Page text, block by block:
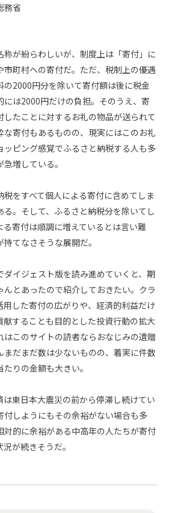
務省
が紛らわしいが、制度上は「寄付」に
町村への寄付だ。ただ、税制上の優遇
の2000円分を除いて寄付額は後に税金
には2000円だけの負担。そのうえ、寄
したことに対するお礼の物品が送られて
な寄付もあるものの、現実にはこのお礼
ッピング感覚でふるさと納税する人も多
増している。
をすべて個人による寄付に含めてしま
る。そして、ふるさと納税分を除いてし
る寄付は順調に増えているとは言い難
てなさそうな展開だ。
イジェスト版を読み進めていくと、期
んとあったので紹介しておきたい。クラ
用した寄付の広がりや、経済的利益だけ
献することも目的とした投資行動の拡大
はこのサイトの読者ならおなじみの遺贈
だまだ数は少ないものの、着実に件数
りの金額も大きい。
東日本大震災の前から停滞し続けてい
付しようにもその余裕がない場合も多
対的に余裕がある中高年の人たちが寄付
が続きそうだ。